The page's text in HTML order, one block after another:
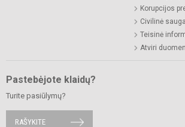
Korupcijos
Civilinė sauga
Teisinė
Atviri
Pastebėjote klaidų?
Turite pasiūlymų?
RAŠYKITE